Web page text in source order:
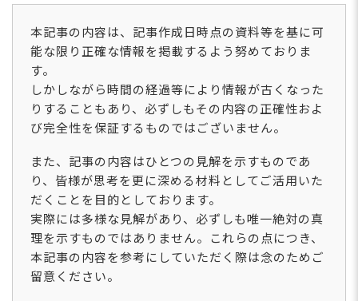
本記事の内容は、記事作成日時点の資料等を基に可
能な限り正確な情報を掲載するよう努めておりま
す。
しかしながら時間の経過等により情報が古くなった
りすることもあり、必ずしもその内容の正確性およ
び完全性を保証するものではございません。
また、記事の内容はひとつの見解を示すものであ
り、皆様が思考を更に深める材料としてご活用いた
だくことを目的としております。
実際には多様な見解があり、必ずしも唯一絶対の真
理を示すものではありません。これらの点につき、
本記事の内容を参考にしていただく際は念のためご
留意ください。